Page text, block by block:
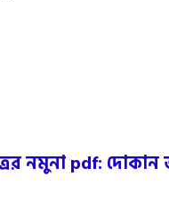
নমুনা pdf: দোকান